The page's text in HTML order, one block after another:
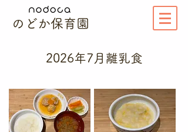
のどか保育園
2026年​7月離乳食